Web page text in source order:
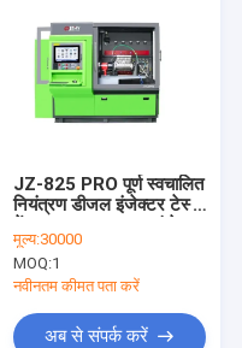
JZ-825 PRO पूर्ण स्वचालित
नियंत्रण डीजल इंजेक्टर टेस्ट
परीक्षण के लिए 0-2700 बार
रेल प्रेशर के साथ
मूल्य:30000
MOQ:1
नवीनतम कीमत पता करें
अब से संपर्क करें